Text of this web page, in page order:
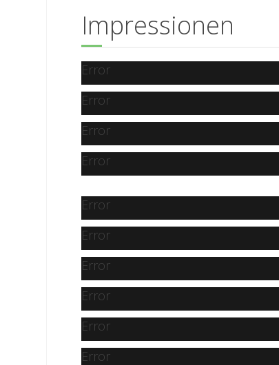
Impressionen
Error
Error
Error
Error
Error
Error
Error
Error
Error
Error